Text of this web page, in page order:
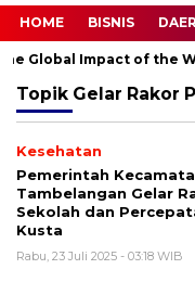
HOME BISNIS
Global Impact of the
Topik Gelar Rakor
Kesehatan
Pemerintah
Tambelangan Gelar
Sekolah dan
Kusta
Rabu, 23 Juli 2025 - 03:18 WIB